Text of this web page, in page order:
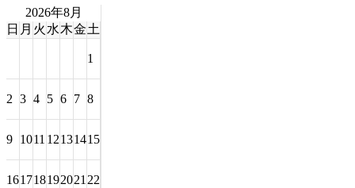
2026年8月
日 月 火 水木金土
1
2 3 4 5 6 7 8
9 1011 12131415
161718192021 22